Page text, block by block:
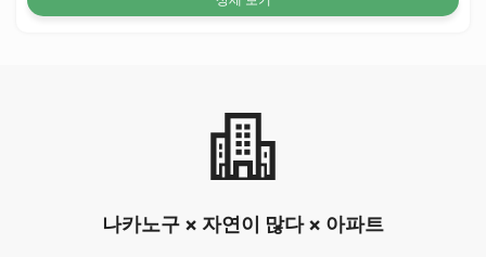
나카노구 × 자연이 많다 × 아파트